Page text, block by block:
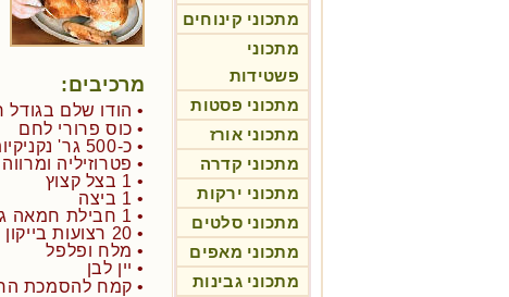
מתכוני קינוחים
מתכוני
פשטידות
מתכוני פסטות
מתכוני אורז
מתכוני קדרה
מתכוני ירקות
מתכוני סלטים
מתכוני מאפים
מתכוני גבינות
מרכיבים:
• הודו שלם בגודל
• כוס פרורי לחם
• כ-500 גר' נקניקיות צ'וריסו ללא ציפוי - טחונות
• פטרוזיליה
• 1 בצל קצוץ
• 1 ביצה
• 1 חבילת חמאה גדולה
• 20 רצועות בייקון
• מלח ופלפל
• יין לבן
• קמח להסמכת